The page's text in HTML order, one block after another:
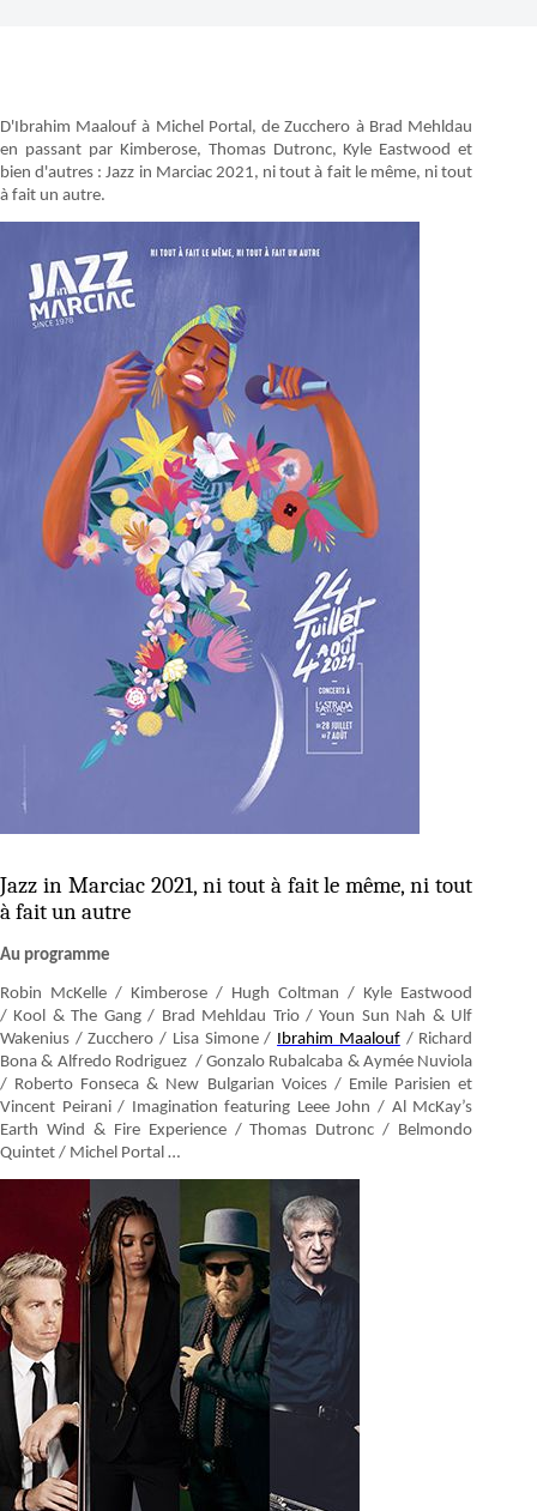
D'Ibrahim Maalouf à Michel Portal, de Zucchero à Brad Mehldau
en passant par Kimberose, Thomas Dutronc, Kyle Eastwood et
bien d'autres : Jazz in Marciac 2021, ni tout à fait le même, ni tout
à fait un autre.
Jazz in Marciac 2021, ni tout à fait le même, ni tout
à fait un autre
Au programme
Robin McKelle / Kimberose / Hugh Coltman / Kyle Eastwood
/ Kool & The Gang / Brad Mehldau Trio / Youn Sun Nah & Ulf
Wakenius / Zucchero / Lisa Simone /
Ibrahim Maalouf/ Richard
Bona & Alfredo Rodriguez / Gonzalo Rubalcaba & Aymée Nuviola
/ Roberto Fonseca & New Bulgarian Voices / Emile Parisien et
Vincent Peirani / Imagination featuring Leee John / Al McKay’s
Earth Wind & Fire Experience / Thomas Dutronc / Belmondo
Quintet / Michel Portal …